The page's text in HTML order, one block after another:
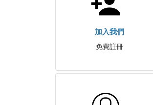
加入我們
免費註冊